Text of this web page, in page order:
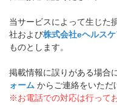
当サービスによって生じた
社および株式会社eヘルス
ものとします。
掲載情報に誤りがある場合
ォーム からご連絡をいただ
※お電話での対応は行って